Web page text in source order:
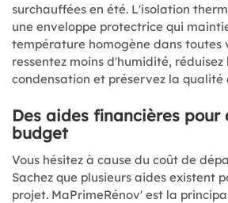
surchauffées en été. L'isolation
une enveloppe protectrice qui
température homogène dans toutes
ressentez moins d'humidité, réduisez
condensation et préservez la qualité
Des aides financières pour
budget
Vous hésitez à cause du coût de
Sachez que plusieurs aides existent
projet. MaPrimeRénov' est la